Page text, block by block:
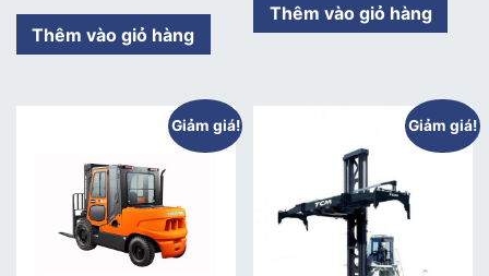
Thêm vào giỏ hàng
Thêm vào giỏ hàng
Giảm giá! Giảm giá!